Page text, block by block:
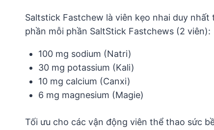
Saltstick Fastchew là viên kẹo nhai duy
phần mỗi phần SaltStick Fastchews (2 viên):
100 mg sodium (Natri)
30 mg potassium (Kali)
10 mg calcium (Canxi)
6 mg magnesium (Magie)
Tối ưu cho các vận động viên thể thao sức